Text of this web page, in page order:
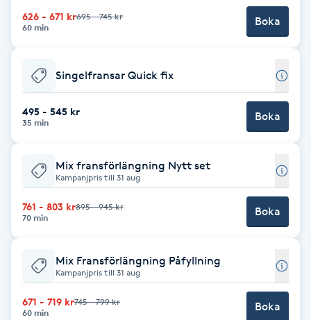
Gua Sha-massage
H
Hatha Yoga
Headspa
HIFU
Hollywood Peel
Hot Stone Massage
626 - 671 kr695 - 745 kr
60 min
Boka
Singelfransar Quick fix
495 - 545 kr
35 min Boka
Mix fransförlängning Nytt set
Kampanjpris till 31 aug
761 - 803 kr895 - 945 kr
70 min
Boka
Mix Fransförlängning Påfyllning
Kampanjpris till 31 aug
671 - 719 kr745 - 799 kr
60 min
Boka